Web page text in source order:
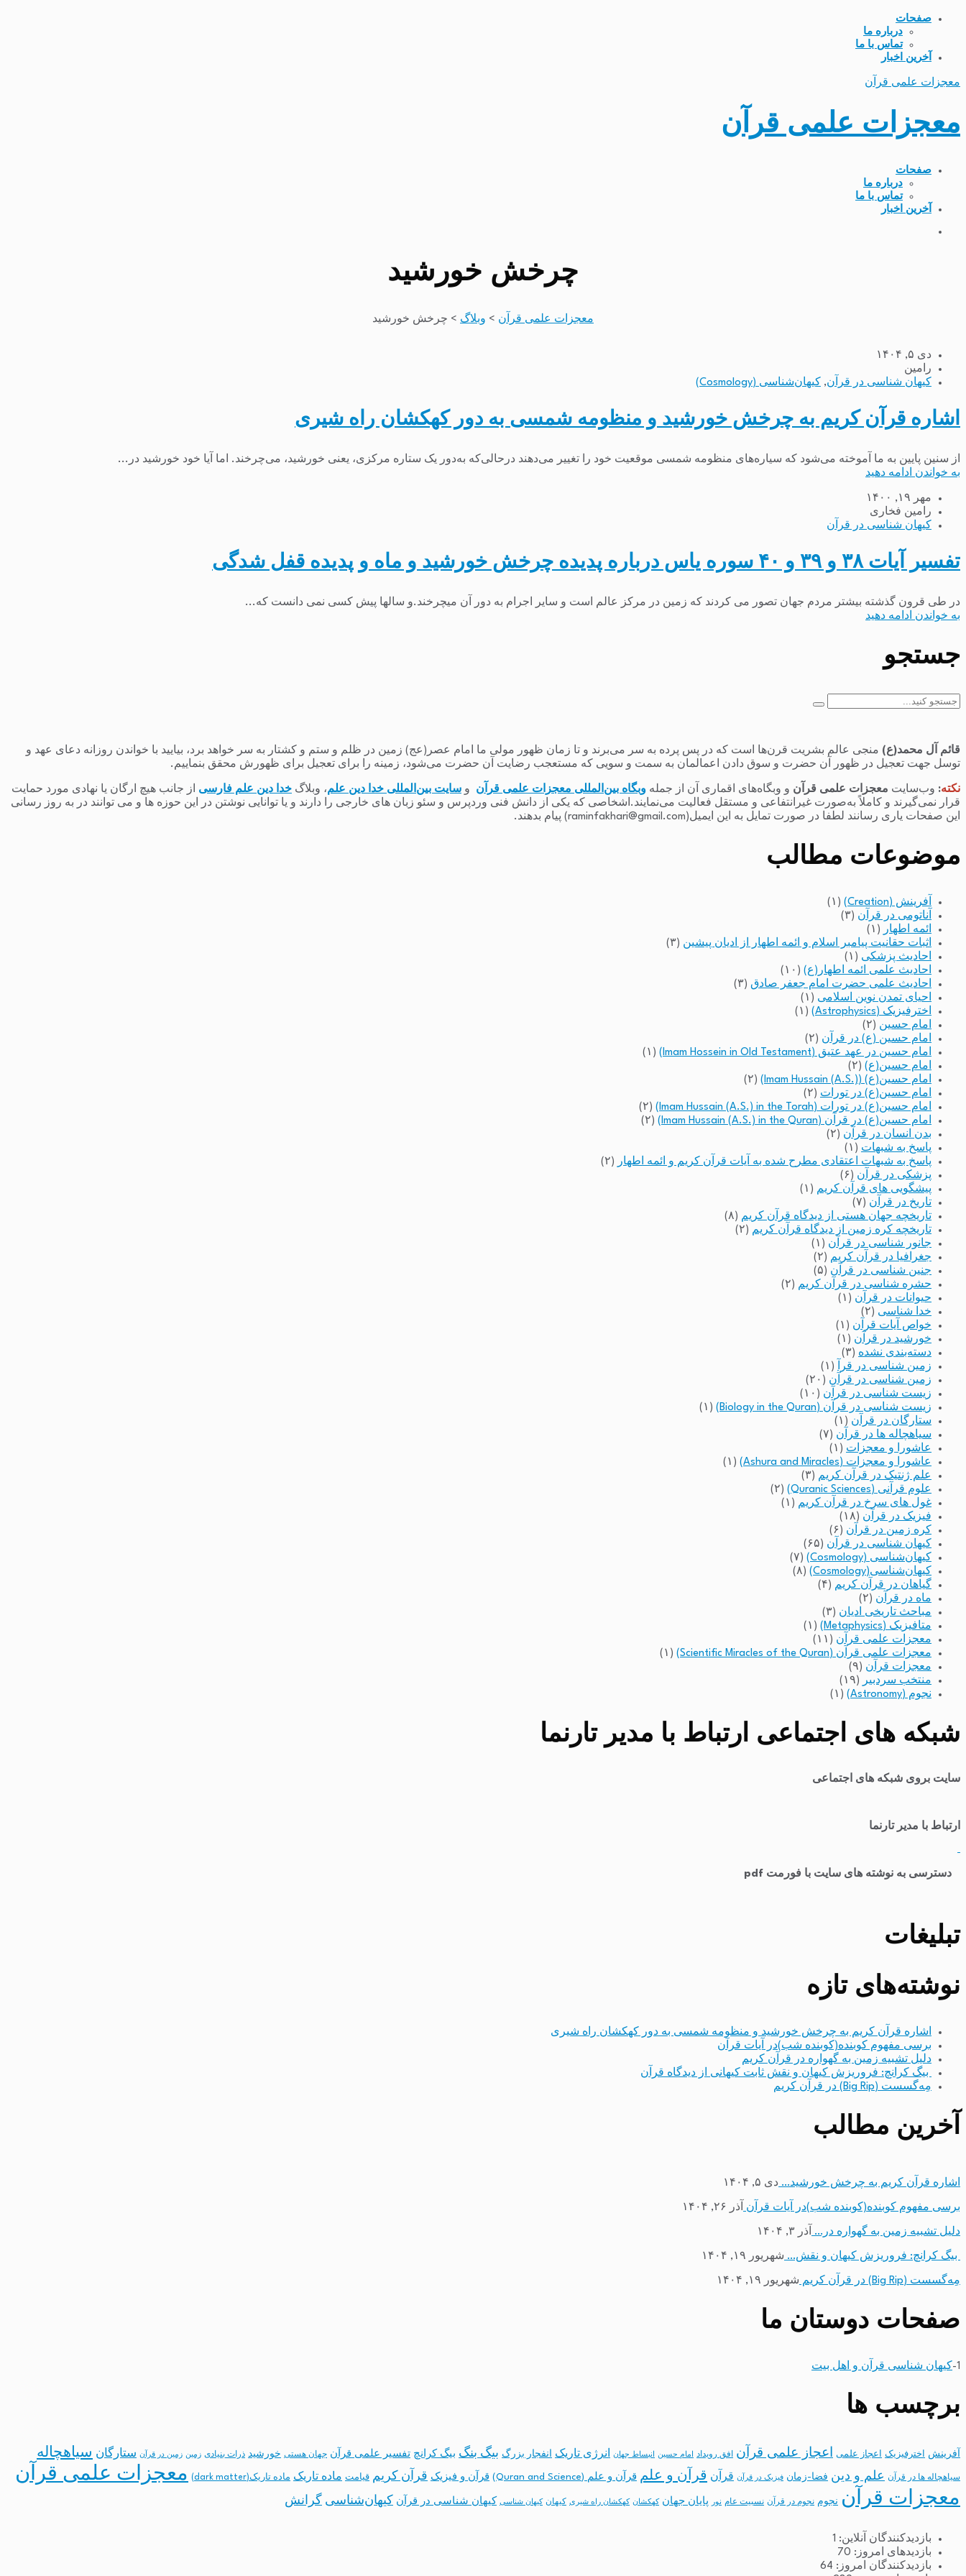
صفحات
درباره ما
تماس با ما
آخرین اخبار
معجزات علمی قرآن
معجزات علمی قرآن
صفحات
درباره ما
تماس با ما
آخرین اخبار
چرخش خورشید
معجزات علمی قرآن > وبلاگ > چرخش خورشید
دی ۵, ۱۴۰۴
رامین
کیهان شناسی در قرآن, کیهان‌شناسی (Cosmology)
اشاره قرآن کریم به چرخش خورشید و منظومه شمسی به دور کهکشان راه شیری
از سنین پایین به ما آموخته می‌شود که سیاره‌های منظومه شمسی موقعیت خود را تغییر می‌دهند درحالی‌که به‌دور یک ستاره مرکزی، یعنی خورشید، می‌چرخند. اما آیا خود خورشید در...
به خواندن ادامه دهید
مهر ۱۹, ۱۴۰۰
رامین فخاری
کیهان شناسی در قرآن
تفسیر آیات ۳۸ و ۳۹ و ۴۰ سوره یاس درباره پدیده چرخش خورشید و ماه و پدیده قفل شدگی
در طی قرون گذشته بیشتر مردم جهان تصور می کردند که زمین در مرکز عالم است و سایر اجرام به دور آن میچرخند.و سالها پیش کسی نمی دانست که...
به خواندن ادامه دهید
جستجو
جستجو
قائم آل محمد(ع) منجی عالم بشریت قرن‌ها است که در پس پرده به سر می‌برند و تا زمان ظهور مولی ما امام عصر(عج) زمین در ظلم و ستم و کشتار به سر خواهد برد، بیایید با خواندن روزانه دعای عهد و
توسل جهت تعجیل در ظهور آن حضرت و سوق دادن اعمالمان به سمت و سویی که مستعجب رضایت آن حضرت می‌شود، زمینه را برای تعجیل برای ظهورش محقق بنماییم.
نکته: وب‌سایت معجزات علمی قرآن و وبگاه‌های اقماری آن از جمله وبگاه بین‌المللی معجزات علمی قرآن و سایت بین‌المللی خدا دین علم، وبلاگ خدا دین علم فارسی از جانب هیچ ارگان یا نهادی مورد حمایت
قرار نمی‌گیرند و کاملاً به‌صورت غیرانتفاعی و مستقل فعالیت می‌نمایند.اشخاصی که یکی از دانش فنی وردپرس و سئو زبان های خارجی را دارند و یا توانایی نوشتن در این حوزه ها و می توانند در به روز رسانی
این صفحات یاری رسانند لطفا در صورت تمایل به این ایمیل(raminfakhari@gmail.com) پیام بدهند.
موضوعات مطالب
آفرینش (Creation)
(۱)
آناتومی در قرآن (۳)
ائمه اطهار
(۱)
اثبات حقانیت پیامبر اسلام و ائمه اطهار از ادیان پیشین (۳)
احادیث پزشکی (۱)
احادیث علمی ائمه اطهار(ع) (۱۰)
احادیث علمی حضرت امام جعفر صادق (۳)
احیای تمدن نوین اسلامی (۱)
اخترفیزیک (Astrophysics)
(۱)
امام حسین (۲)
امام حسین (ع) در قرآن (۲)
امام حسین در عهد عتیق (Imam Hossein in Old Testament)
(۱)
امام حسین(ع) (۲)
امام حسین(ع) (Imam Hussain (A.S.))
(۲)
امام حسین(ع) در تورات (۲)
امام حسین(ع) در تورات (Imam Hussain (A.S.) in the Torah)
(۲)
امام حسین(ع) در قرآن (Imam Hussain (A.S.) in the Quran)
(۲)
بدن انسان در قرآن (۲)
پاسخ به شبهات (۱)
پاسخ به شبهات اعتقادی مطرح شده به آیات قرآن کریم و ائمه اطهار
(۲)
پزشکی در قرآن (۶)
پیشگویی های قرآن کریم (۱)
تاریخ در قرآن (۷)
تاریخچه جهان هستی از دیدگاه قرآن کریم (۸)
تاریخچه کره زمین از دیدگاه قرآن کریم (۲)
جانور شناسی در قرآن (۱)
جغرافیا در قرآن کریم (۲)
جنین شناسی در قرآن (۵)
حشره شناسی در قرآن کریم (۲)
حیوانات در قرآن (۱)
خدا شناسی (۲)
خواص آیات قرآن (۱)
خورشید در قرآن (۱)
دسته‌بندی نشده (۳)
زمین شناسی در قرآ
(۱)
زمین شناسی در قرآن (۲۰)
زیست شناسی در قرآن (۱۰)
زیست شناسی در قرآن (Biology in the Quran)
(۱)
ستارگان در قرآن (۱)
سیاهچاله ها در قرآن (۷)
عاشورا و معجزات (۱)
عاشورا و معجزات (Ashura and Miracles)
(۱)
علم ژنتیک در قرآن کریم (۳)
علوم قرآنی (Quranic Sciences)
(۲)
غول های سرخ در قرآن کریم (۱)
فیزیک در قرآن (۱۸)
کره زمین در قرآن (۶)
کیهان شناسی در قرآن (۶۵)
کیهان‌شناسی (Cosmology)
(۷)
کیهان‌شناسی(Cosmology)
(۸)
گیاهان در قرآن کریم (۴)
ماه در قرآن (۲)
مباحث تاریخی ادیان (۳)
متافیزیک (Metaphysics)
(۱)
معجزات علمی قرآن (۱۱)
معجزات علمی قرآن (Scientific Miracles of the Quran)
(۱)
معجزات قرآن (۹)
منتخب سردبیر
(۱۹)
نجوم (Astronomy)
(۱)
شبکه های اجتماعی ارتباط با مدیر تارنما
سایت بروی شبکه های اجتماعی
ارتباط با مدیر تارنما
دسترسی به نوشته های سایت با فورمت pdf
تبلیغات
نوشته‌های تازه
اشاره قرآن کریم به چرخش خورشید و منظومه شمسی به دور کهکشان راه شیری
برسی مفهوم کوبنده(کوبنده شب)در آیات قرآن
دلیل تشبیه زمین به گهواره در قرآن کریم
بیگ کرانچ: فروریزش کیهان و نقش ثابت کیهانی از دیدگاه قرآن
مِه‌گسست (Big Rip) در قرآن کریم
آخرین مطالب
اشاره قرآن کریم به چرخش خورشید… دی ۵, ۱۴۰۴
برسی مفهوم کوبنده(کوبنده شب)در آیات قرآن آذر ۲۶, ۱۴۰۴
دلیل تشبیه زمین به گهواره در… آذر ۳, ۱۴۰۴
بیگ کرانچ: فروریزش کیهان و نقش… شهریور ۱۹, ۱۴۰۴
مِه‌گسست (Big Rip) در قرآن کریم شهریور ۱۹, ۱۴۰۴
صفحات دوستان ما
1- کیهان شناسی قرآن و اهل بیت
برچسب ها
آفرینش اخترفیزیک اعجاز علمی اعجاز علمی قرآن افق رویداد امام حسین انبساط جهان انرژی تاریک انفجار بزرگ بیگ بنگ بیگ کرانچ تفسیر علمی قرآن جهان هستی خورشید ذرات بنیادی زمین زمین در قرآن ستارگان سیاهچاله
سیاهچاله ها در قرآن علم و دین فضا-زمان فیزیک در قرآن قرآن قرآن و علم قرآن و علم (Quran and Science) قرآن و فیزیک قرآن کریم قیامت ماده تاریک ماده تاریک(dark matter) معجزات علمی قرآن
معجزات قرآن نجوم نجوم در قرآن نسبیت عام نور پایان جهان کهکشان کهکشان راه شیری کیهان کیهان شناسی کیهان شناسی در قرآن کیهان‌شناسی گرانش
بازدیدکنندگان آنلاین: 1
بازدیدهای امروز: 70
بازدیدکنندگان امروز: 64